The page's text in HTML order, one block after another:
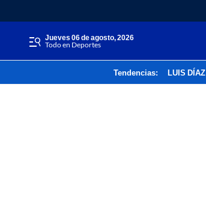
jueves 06 de agosto, 2026
Todo en Deportes
Tendencias: LUIS DÍAZ